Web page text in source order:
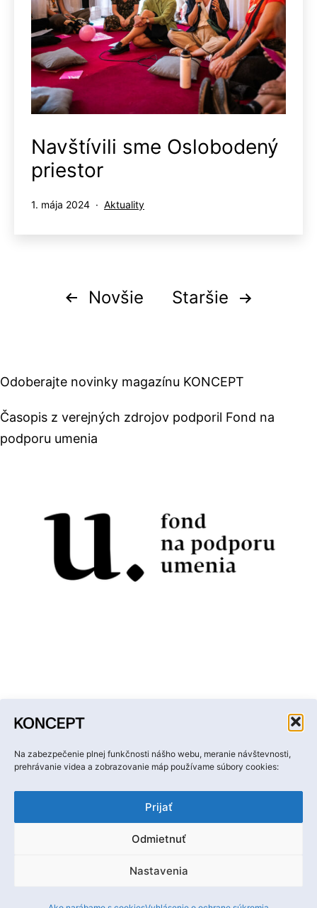
Na zabezpečenie plnej funkčnosti nášho webu, meranie návštevnosti,
prehrávanie videa a zobrazovanie máp používame súbory cookies:
Prijať
Odmietnuť
Nastavenia
Navštívili sme Oslobodený
priestor
Publikované
1. mája 2024
Kategorizované
Aktuality
Stránkovanie
Novšie Staršie
Odoberajte novinky magazínu KONCEPT
Časopis z verejných zdrojov podporil Fond na
podporu umenia
Ochrana osobných údajov
Ⓒ Hobby media, s. r. o.